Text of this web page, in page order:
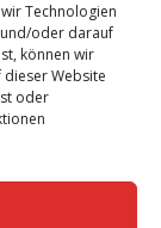
Technologien
oder darauf
können wir
Website
oder
ständig
Technologien.
Sie unseren